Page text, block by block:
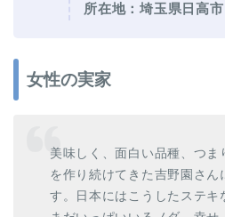
所在地：埼玉県日高
女性の実家
美味しく、面白い品種、つま
を作り続けてきた吉野園さん
す。日本にはこうしたステキ